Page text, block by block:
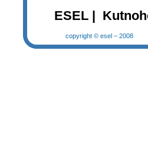
ESEL |
copyright © esel – 2008